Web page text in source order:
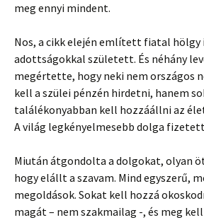
meg ennyi mindent.
Nos, a cikk elején említett fiatal hölgy
adottságokkal született. És néhány
megértette, hogy neki nem országos
kell a szülei pénzén hirdetni, hanem
találékonyabban kell hozzáállni az
A világ legkényelmesebb dolga
Miután átgondolta a dolgokat, olyan
hogy elállt a szavam. Mind egyszerű,
megoldások. Sokat kell hozzá
magát – nem szakmailag -, és meg